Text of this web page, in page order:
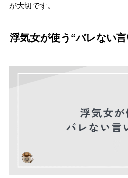
が大切です。
浮気女が使う“バレない